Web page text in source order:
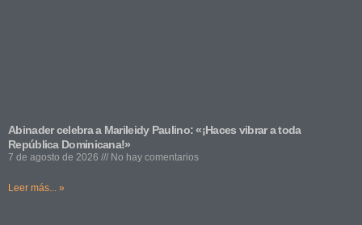
Abinader celebra a Marileidy Paulino: «¡Haces vibrar a toda
República Dominicana!»
7 de agosto de 2026 No hay comentarios
Leer más... »